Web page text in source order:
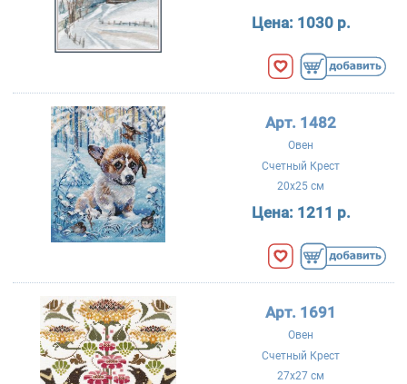
Цена: 1030 р.
Арт. 1482
Овен
Счетный Крест
20x25 см
Цена: 1211 р.
Арт. 1691
Овен
Счетный Крест
27x27 см